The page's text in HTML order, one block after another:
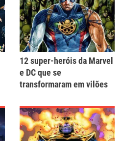
12 super-heróis da Marvel
e DC que se
transformaram em vilões